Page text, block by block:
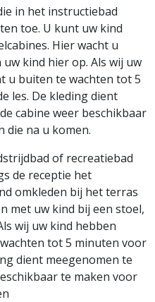
in het instructiebad
toe. U kunt uw kind
Hier wacht u
kind hier op. Als wij uw
u buiten te wachten tot 5
les. De kleding dient
cabine weer beschikbaar
die na u komen.
of recreatiebad
de receptie het
omkleden bij het terras
met uw kind bij een stoel,
wij uw kind hebben
tot 5 minuten voor
dient meegenomen te
te maken voor